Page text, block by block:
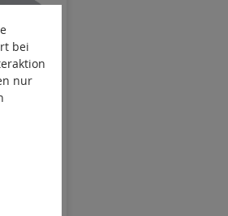
bei
nur